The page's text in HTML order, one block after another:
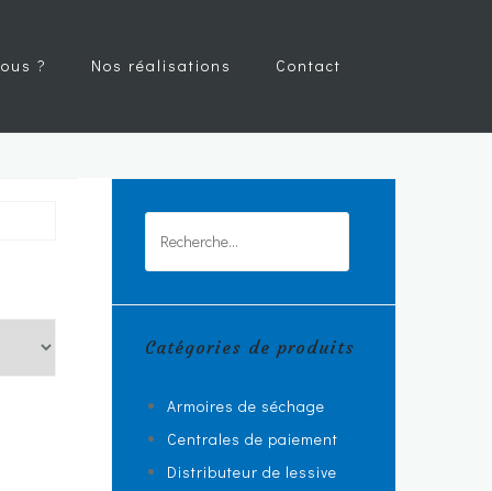
? Nos réalisations Contact
Catégories de produits
Armoires de séchage
Centrales de paiement
Distributeur de lessive